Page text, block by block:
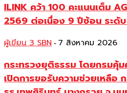
ILINK คว้า 100 คะแนนเต็ม
2569 ต่อเนื่อง 9 ปีซ้อน ระดับ
ผู้เขียน 3 SBN - 7 สิงหาคม 2026
กระทรวงยุติธรรม โดยกรมคุ้
เปิดการขอรับความช่วยเหลือ